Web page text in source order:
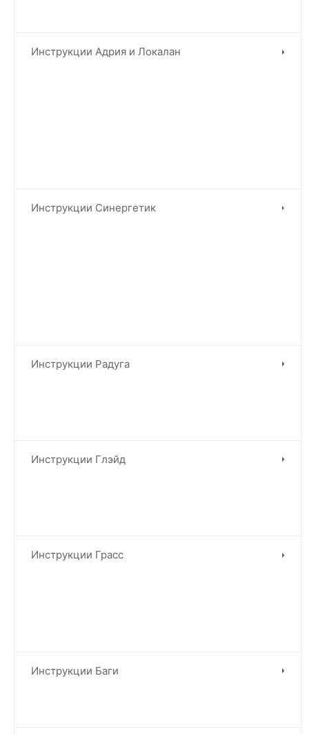
Инструкции Адрия и Локалан
Инструкции Синергетик
Инструкции Радуга
Инструкции Глэйд
Инструкции Грасс
Инструкции Баги